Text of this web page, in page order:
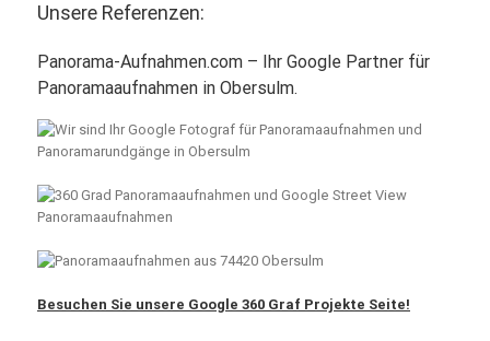
Unsere Referenzen:
Panorama-Aufnahmen.com – Ihr Google Partner für
Panoramaaufnahmen in Obersulm.
Besuchen Sie unsere Google 360 Graf Projekte Seite!